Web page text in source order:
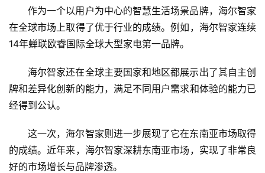
商
专
专
题
作为一个以用户为中心的智慧生活场景品牌，海尔智家
在全球市场上取得了优于行业的成绩。例如，海尔智家连续
14年蝉联欧睿国际全球大型家电第一品牌。
海尔智家还在全球主要国家和地区都展示出了其自主创
牌和差异化创新的能力，满足不同用户需求和体验的能力已
经得到公认。
这一次，海尔智家则进一步展现了它在东南亚市场取得
的成绩。近年来，海尔智家深耕东南亚市场，实现了非常良
好的市场增长与品牌渗透。